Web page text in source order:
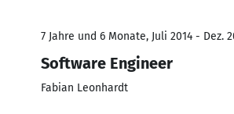
7 Jahre und 6 Monate, Juli 2014 - Dez.
Software Engineer
Fabian Leonhardt